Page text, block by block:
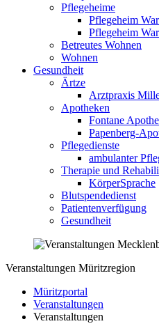
Pflegeheime
Pflegeheim
Pflegeheim
Betreutes Wohnen
Wohnen
Gesundheit
Ärtze
Arztpraxis
Apotheken
Fontane
Papenberg-
Pflegedienste
ambulanter
Therapie und
KörperSprache
Blutspendedienst
Patientenverfügung
Gesundheit
Veranstaltungen Müritzregion
Müritzportal
Veranstaltungen
Veranstaltungen